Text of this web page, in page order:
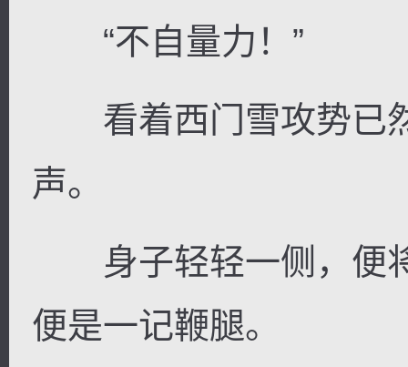
“不自量力！”
看着西门雪攻势已
声。
身子轻轻一侧，便
便是一记鞭腿。